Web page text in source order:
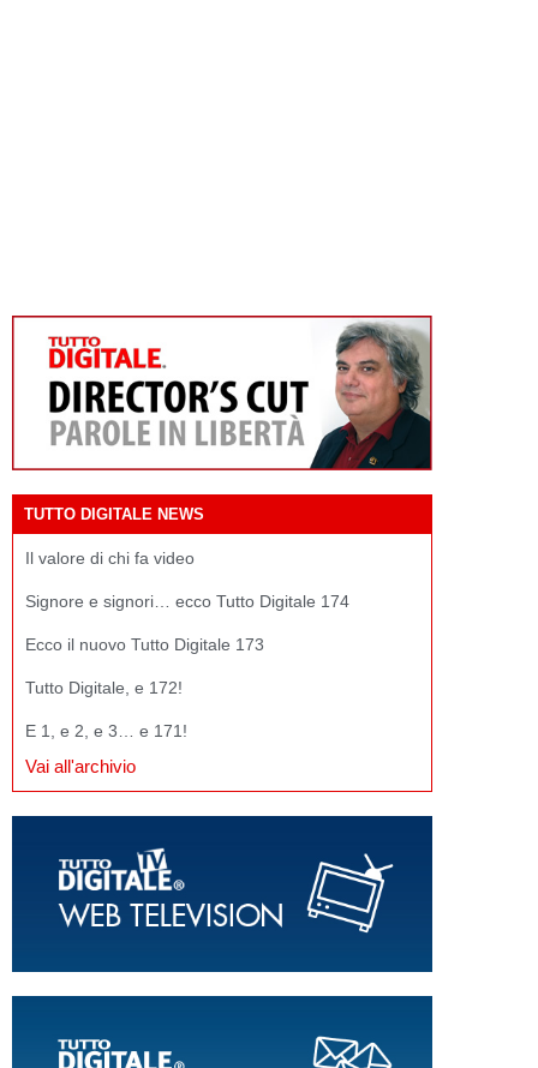
TUTTO DIGITALE NEWS
Il valore di chi fa video
Signore e signori… ecco Tutto Digitale 174
Ecco il nuovo Tutto Digitale 173
Tutto Digitale, e 172!
E 1, e 2, e 3… e 171!
Vai all'archivio